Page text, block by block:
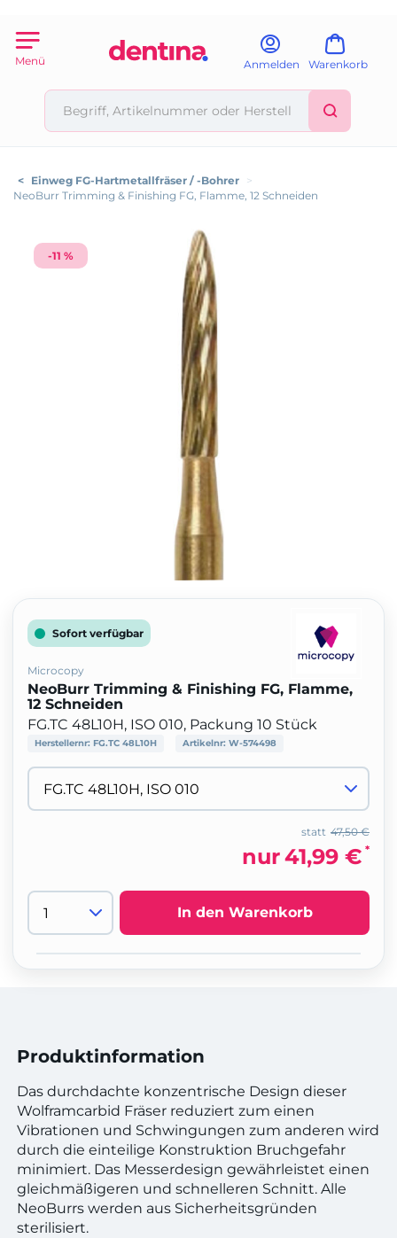
Menü Anmelden Warenkorb
< Einweg FG-Hartmetallfräser / -Bohrer >
NeoBurr Trimming & Finishing FG, Flamme, 12 Schneiden
-11 %
Sofort verfügbar
Microcopy
NeoBurr Trimming & Finishing FG, Flamme,
12 Schneiden
FG.TC 48L10H, ISO 010, Packung 10 Stück
Herstellernr: FG.TC 48L10H Artikelnr: W-574498
47,50 €
statt
nur41,99 € *
In den Warenkorb
Produktinformation
Das durchdachte konzentrische Design dieser
Wolframcarbid Fräser reduziert zum einen
Vibrationen und Schwingungen zum anderen wird
durch die einteilige Konstruktion Bruchgefahr
minimiert. Das Messerdesign gewährleistet einen
gleichmäßigeren und schnelleren Schnitt. Alle
NeoBurrs werden aus Sicherheitsgründen
sterilisiert.